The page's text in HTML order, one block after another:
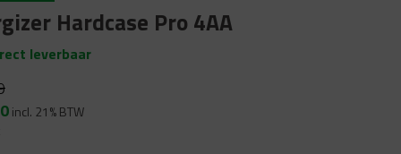
Hardcase Pro 4AA
leverbaar
Huidige
incl. 21% BTW